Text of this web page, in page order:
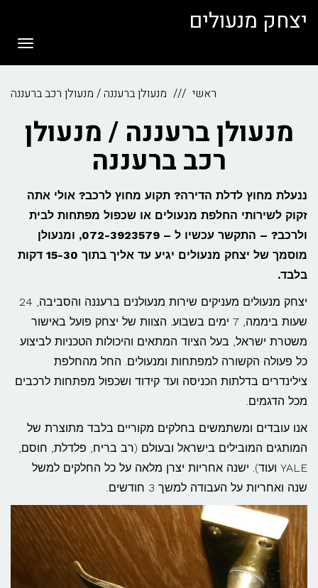
יצחק מנעולים
ראשי מנעולן ברעננה / מנעולן רכב ברעננה
מנעולן ברעננה / מנעולן
רכב ברעננה
ננעלת מחוץ לדלת הדירה? תקוע מחוץ לרכב? אולי אתה
זקוק לשירותי החלפת מנעולים או שכפול מפתחות לבית
ולרכב? – התקשר עכשיו ל – 072-3923579, ומנעולן
מוסמך של יצחק מנעולים יגיע עד אליך בתוך 15-30 דקות
בלבד.
יצחק מנעולים מעניקים שירות מנעולנים ברעננה והסביבה, 24
שעות ביממה, 7 ימים בשבוע. הצוות של יצחק פועל באישור
משטרת ישראל, בעל הציוד המתאים והיכולות הטכניות לביצוע
כל פעולה הקשורה למפתחות ומנעולים. החל מהחלפת
צילינדרים בדלתות הכניסה ועד קידוד ושכפול מפתחות לרכבים
מכל הדגמים.
אנו עובדים ומשתמשים בחלקים מקוריים בלבד מתוצרת של
המותגים המובילים בישראל ובעולם (רב בריח, פלדלת, חוסם,
YALE ועוד). ישנה אחריות יצרן מלאה על כל החלקים למשל
שנה ואחריות על העבודה למשך 3 חודשים.